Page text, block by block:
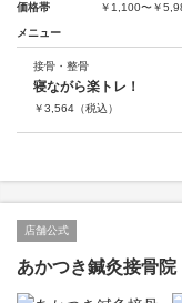
価格帯
￥1,100〜￥
メニュー
接骨・整骨
寝ながら楽トレ！
￥3,564 （税込）
店舗公式
あかつき鍼灸接骨